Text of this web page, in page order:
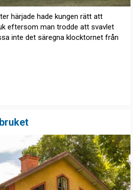
härjade hade kungen rätt att
eftersom man trodde att svavlet
inte det säregna klocktornet från